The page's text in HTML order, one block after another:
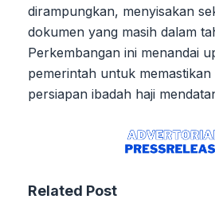
dirampungkan, menyisakan
dokumen yang masih dalam
Perkembangan ini menandai
pemerintah untuk
persiapan ibadah haji
Related Post